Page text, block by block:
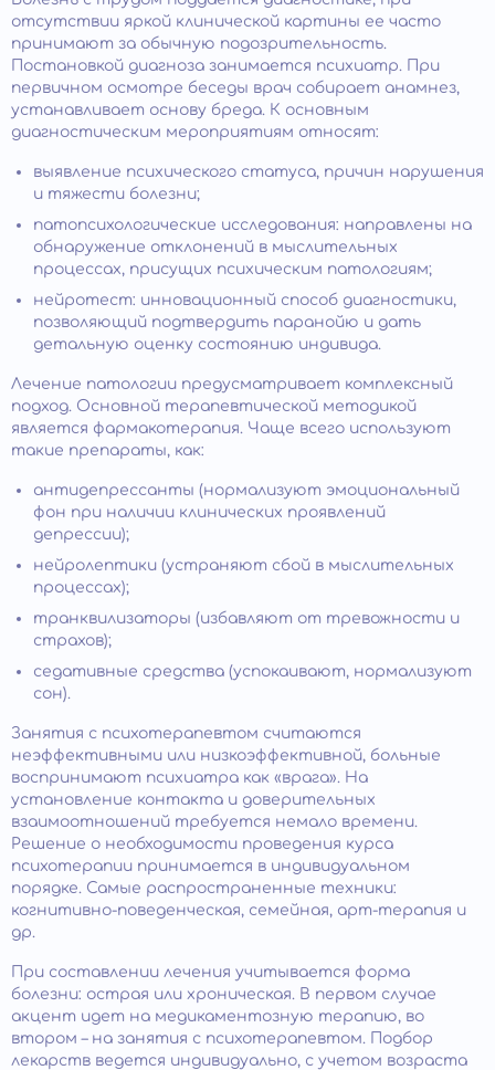
отсутствии яркой клинической картины ее часто
принимают за обычную подозрительность.
Постановкой диагноза занимается психиатр. При
первичном осмотре беседы врач собирает анамнез,
устанавливает основу бреда. К основным
диагностическим мероприятиям относят:
выявление психического статуса, причин нарушения
и тяжести болезни;
патопсихологические исследования: направлены на
обнаружение отклонений в мыслительных
процессах, присущих психическим патологиям;
нейротест: инновационный способ диагностики,
позволяющий подтвердить паранойю и дать
детальную оценку состоянию индивида.
Лечение патологии предусматривает комплексный
подход. Основной терапевтической методикой
является фармакотерапия. Чаще всего используют
такие препараты, как:
антидепрессанты (нормализуют эмоциональный
фон при наличии клинических проявлений
депрессии);
нейролептики (устраняют сбой в мыслительных
процессах);
транквилизаторы (избавляют от тревожности и
страхов);
седативные средства (успокаивают, нормализуют
сон).
Занятия с психотерапевтом считаются
неэффективными или низкоэффективной, больные
воспринимают психиатра как «врага». На
установление контакта и доверительных
взаимоотношений требуется немало времени.
Решение о необходимости проведения курса
психотерапии принимается в индивидуальном
порядке. Самые распространенные техники:
когнитивно-поведенческая, семейная, арт-терапия и
др.
При составлении лечения учитывается форма
болезни: острая или хроническая. В первом случае
акцент идет на медикаментозную терапию, во
втором – на занятия с психотерапевтом. Подбор
лекарств ведется индивидуально, с учетом возраста